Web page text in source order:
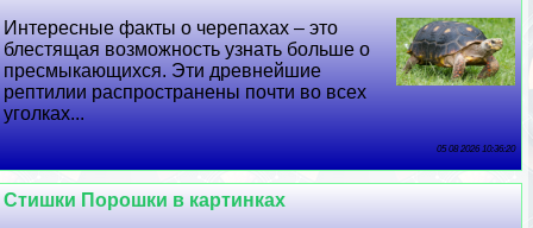
Интересные факты о черепахах – это
блестящая возможность узнать больше о
пресмыкающихся. Эти древнейшие
рептилии распространены почти во всех
уголках...
05 08 2026 10:36:20
Стишки Порошки в картинках